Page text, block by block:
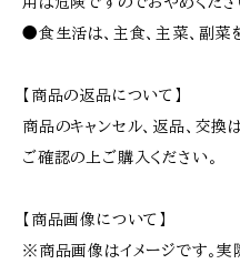
●食生活は、主食、主菜、副菜
【商品の返品について】
商品のキャンセル、返品、交換
ご確認の上ご購入ください。
【商品画像について】
※商品画像はイメージです。